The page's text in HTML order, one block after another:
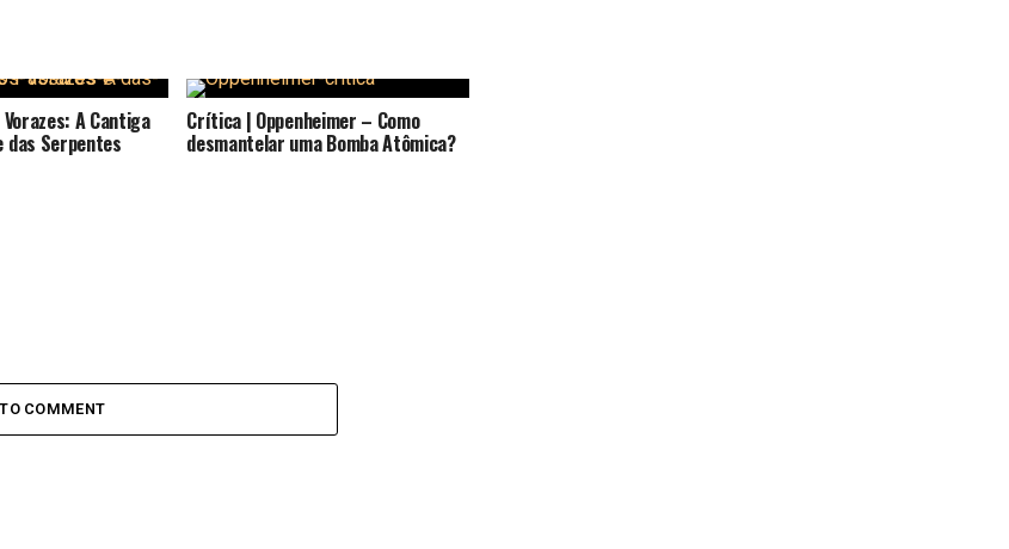
A Cantiga
das Serpentes
Crítica | Oppenheimer – Como
desmantelar uma Bomba Atômica?
COMMENT